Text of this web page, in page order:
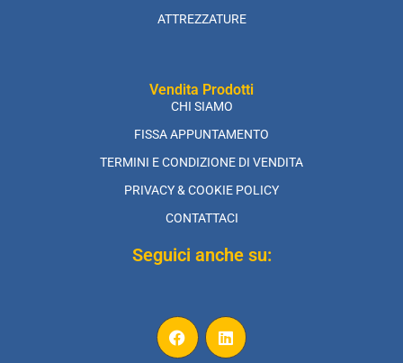
ATTREZZATURE
Vendita Prodotti
CHI SIAMO
FISSA APPUNTAMENTO
TERMINI E CONDIZIONE DI VENDITA
PRIVACY & COOKIE POLICY
CONTATTACI
Seguici anche su: